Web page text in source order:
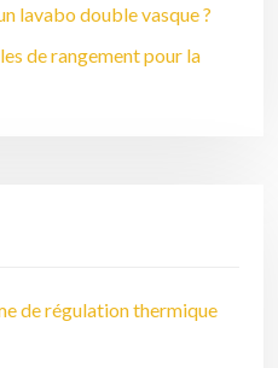
lavabo double vasque ?
de rangement pour la
de régulation thermique